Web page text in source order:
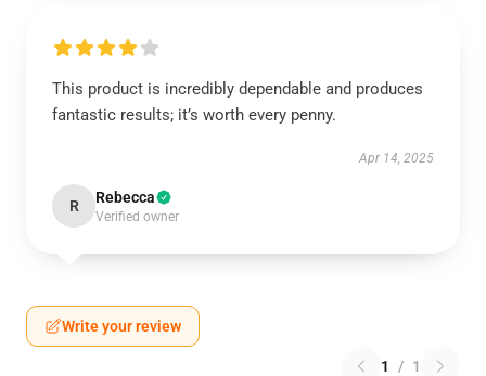
This product is incredibly dependable and produces
fantastic results; it’s worth every penny.
Apr 14, 2025
R Rebecca
Verified owner
Write your review
1 / 1